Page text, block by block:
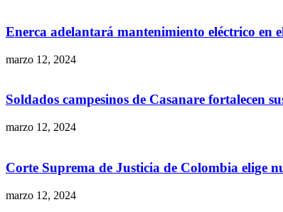
Enerca adelantará mantenimiento eléctrico en
marzo 12, 2024
Soldados campesinos de Casanare fortalecen
marzo 12, 2024
Corte Suprema de Justicia de Colombia elige
marzo 12, 2024